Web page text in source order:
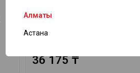
Алматы
Астана
Зарядное устройство Laston CB-
40—400 Ач
36 175 ₸